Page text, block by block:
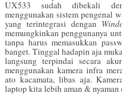
UX533 sudah dibekali
menggunakan sistem pengenal
yang terintegrasi dengan
memungkinkan penggunanya
tanpa harus memasukkan
banget. Tinggal hadapin aja
langsung terpindai secara
menggunakan kamera infra
ato kacamata, libas aja.
laptop kita lebih aman &